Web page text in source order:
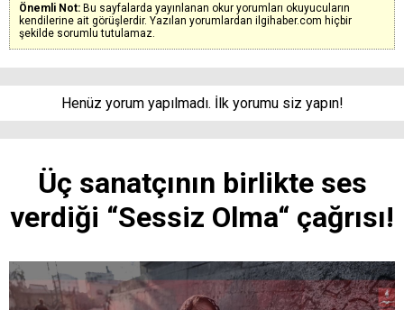
Önemli Not: Bu sayfalarda yayınlanan okur yorumları okuyucuların
kendilerine ait görüşlerdir. Yazılan yorumlardan ilgihaber.com hiçbir
şekilde sorumlu tutulamaz.
Henüz yorum yapılmadı. İlk yorumu siz yapın!
Üç sanatçının birlikte ses
verdiği “Sessiz Olma“ çağrısı!